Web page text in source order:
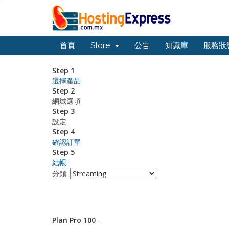
首頁 Store 公告 知識庫 服務狀
Step 1
選擇產品
Step 2
網域選項
Step 3
設定
Step 4
確認訂單
Step 5
結帳
分類:
Plan Pro 100 -